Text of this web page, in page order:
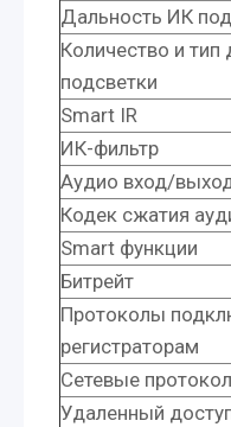
Дальность ИК
Количество и тип
подсветки
Smart IR
ИК-фильтр
Аудио вход/
Кодек сжатия
Smart функции
Битрейт
Протоколы
регистраторам
Сетевые
Удаленный